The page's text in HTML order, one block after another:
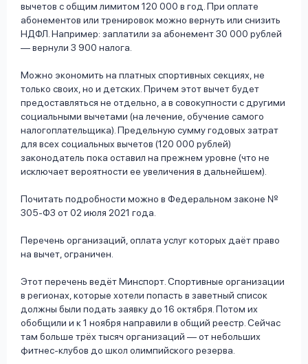
вычетов с общим лимитом 120 000 в год. При оплате
абонементов или тренировок можно вернуть или снизить
НДФЛ. Например: заплатили за абонемент 30 000 рублей
— вернули 3 900 налога.
Можно экономить на платных спортивных секциях, не
только своих, но и детских. Причем этот вычет будет
предоставляться не отдельно, а в совокупности с другими
социальными вычетами (на лечение, обучение самого
налогоплательщика). Предельную сумму годовых затрат
для всех социальных вычетов (120 000 рублей)
законодатель пока оставил на прежнем уровне (что не
исключает вероятности ее увеличения в дальнейшем).
Почитать подробности можно в Федеральном законе №
305-ФЗ от 02 июля 2021 года.
Перечень организаций, оплата услуг которых даёт право
на вычет, ограничен.
Этот перечень ведёт Минспорт. Спортивные организации
в регионах, которые хотели попасть в заветный список
должны были подать заявку до 16 октября. Потом их
обобщили и к 1 ноября направили в общий реестр. Сейчас
там больше трёх тысяч организаций — от небольших
фитнес-клубов до школ олимпийского резерва.